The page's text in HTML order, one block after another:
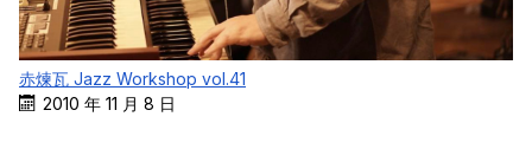
赤煉瓦 Jazz Workshop vol.41
2010 年 11 月 8 日